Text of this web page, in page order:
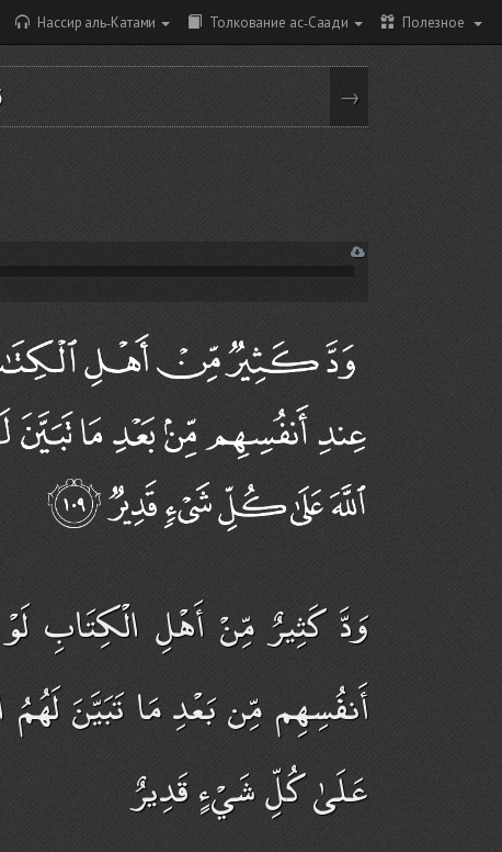
Нассир аль-Катами Толкование ас-Саади Полезное
→
وَدَّ كَثِيرٌ مِّنْ أَهْلِ الْكِتَابِ
أَنفُسِهِم مِّن بَعْدِ مَا تَبَيَّنَ لَهُمُ
عَلَىٰ كُلِّ شَيْءٍ قَدِيرٌ